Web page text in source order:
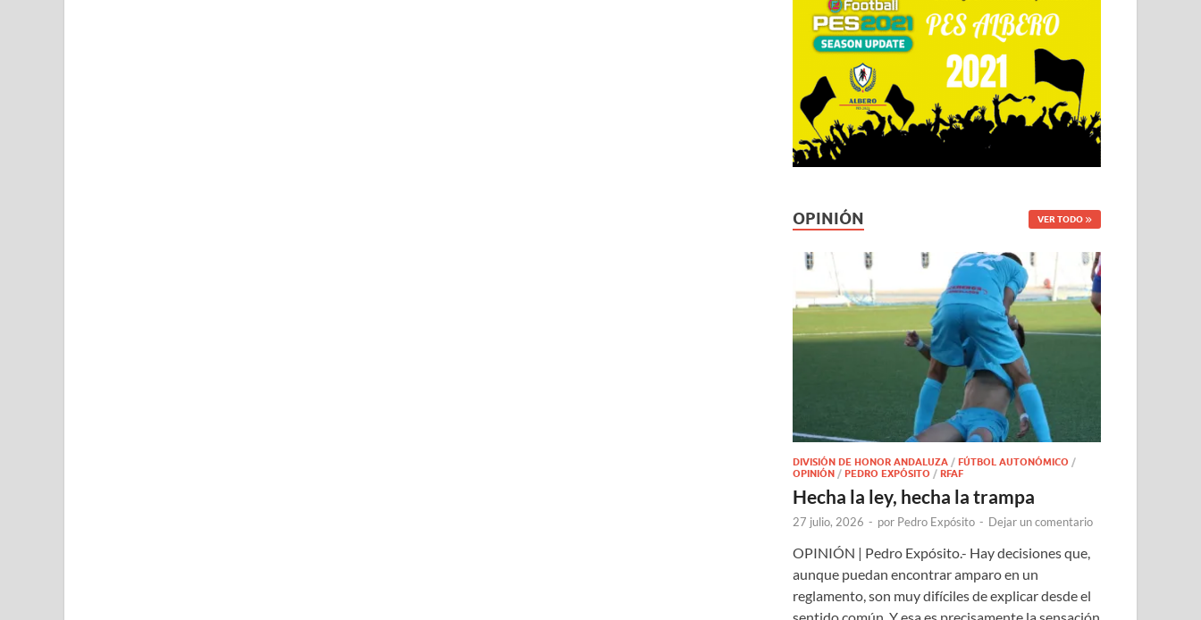
OPINIÓN VER TODO
DIVISIÓN DE HONOR ANDALUZA /FÚTBOL AUTONÓMICO /
OPINIÓN /PEDRO EXPÓSITO /RFAF
Hecha la ley, hecha la trampa
27 julio, 2026 - por Pedro Expósito - Dejar un comentario
OPINIÓN | Pedro Expósito.- Hay decisiones que,
aunque puedan encontrar amparo en un
reglamento, son muy difíciles de explicar desde el
sentido común. Y esa es precisamente la sensación